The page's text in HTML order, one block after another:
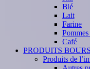
Blé
Lait
Farine
Café
PRODUITS
Produits de